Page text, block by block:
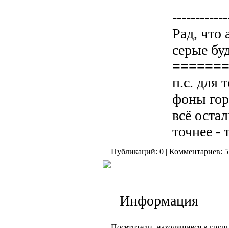
Рад, что
серые
п.с. для
фоны
всё
точнее -
Публикаций: 0 | Комментариев:
Информация